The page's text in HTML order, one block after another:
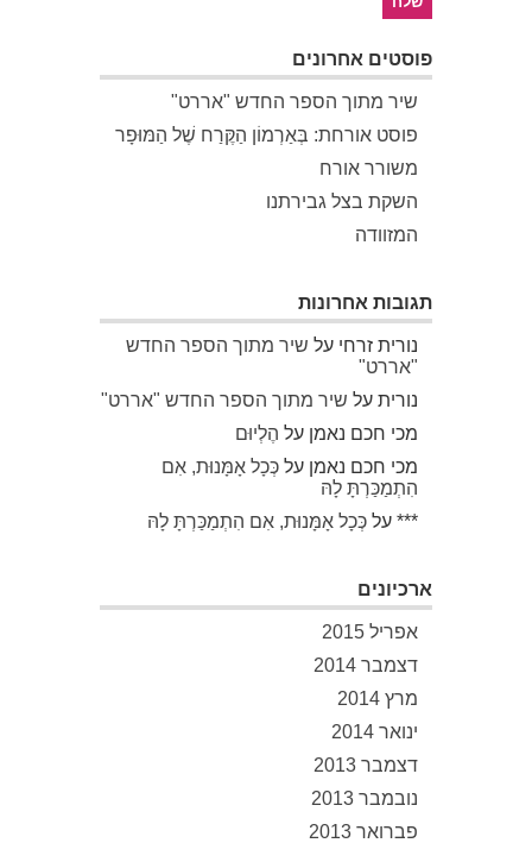
פוסטים אחרונים
שיר מתוך הספר החדש "אררט"
פוסט אורחת: בְּאַרְמוֹן הַקֶּרַח שֶׁל הַמּוּפָר
משורר אורח
השקת בצל גבירתנו
המזוודה
תגובות אחרונות
נורית זרחי על שיר מתוך הספר החדש
"אררט"
נורית על שיר מתוך הספר החדש "אררט"
מכי חכם נאמן על הֶלְיוּם
מכי חכם נאמן על כְּכָל אָמָּנוּת, אִם
הִתְמַכַּרְתָּ לָהּ
*** על כְּכָל אָמָּנוּת, אִם הִתְמַכַּרְתָּ לָהּ
ארכיונים
אפריל 2015
דצמבר 2014
מרץ 2014
ינואר 2014
דצמבר 2013
נובמבר 2013
פברואר 2013